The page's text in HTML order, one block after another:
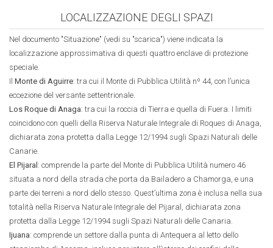
LOCALIZZAZIONE DEGLI SPAZI
Nel documento "Situazione" (vedi su "scarica") viene indicata la
localizzazione approssimativa di questi quattro enclave di protezione
speciale.
Il Monte di Aguirre: tra cui il Monte di Pubblica Utilità nº 44, con l’unica
eccezione del versante settentrionale.
Los Roque di Anaga: tra cui la roccia di Tierra e quella di Fuera. I limiti
coincidono con quelli della Riserva Naturale Integrale di Roques di Anaga,
dichiarata zona protetta dalla Legge 12/1994 sugli Spazi Naturali delle
Canarie.
El Pijaral : comprende la parte del Monte di Pubblica Utilità numero 46
situata a nord della strada che porta da Bailadero a Chamorga, e una
parte dei terreni a nord dello stesso. Quest’ultima zona è inclusa nella sua
totalità nella Riserva Naturale Integrale del Pijaral, dichiarata zona
protetta dalla Legge 12/1994 sugli Spazi Naturali delle Canaria.
Ijuana: comprende un settore dalla punta di Antequera al letto dello